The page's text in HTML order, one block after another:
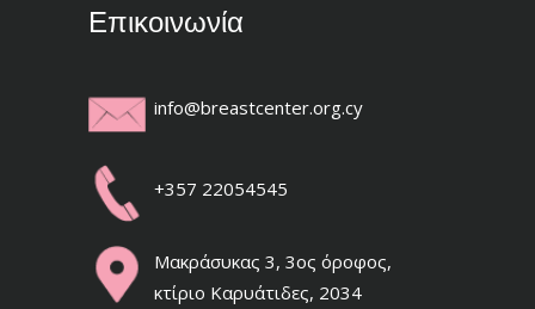
Επικοινωνία
info@breastcenter.org.cy
+357 22054545
Μακράσυκας 3, 3ος όροφος,
κτίριο Καρυάτιδες, 2034